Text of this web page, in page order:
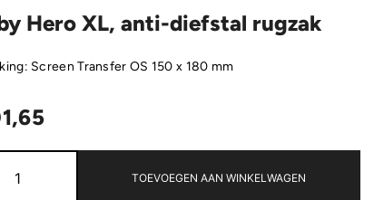
Hero XL, anti-diefstal rugzak
Screen Transfer OS 150 x 180 mm
Hero
TOEVOEGEN AAN WINKELWAGEN